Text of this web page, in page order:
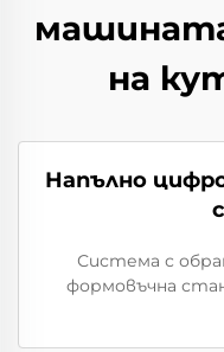
на
Напълно
Система с
формовъчна